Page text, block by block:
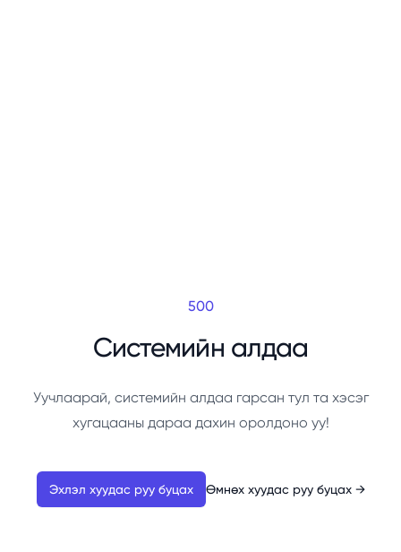
500
Системийн алдаа
Уучлаарай, системийн алдаа гарсан тул та хэсэг
хугацааны дараа дахин оролдоно уу!
Эхлэл хуудас руу буцах Өмнөх хуудас руу буцах →